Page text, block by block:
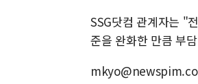
SSG닷컴 관계자는 "
준을 완화한 만큼 부